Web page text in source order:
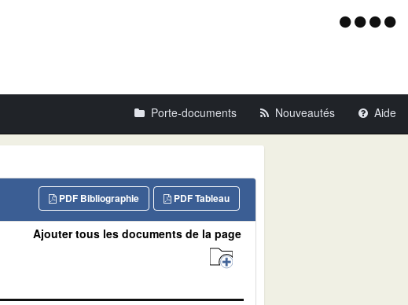
Menu
Porte-documents Nouveautés Aide
PDF Tableau
PDF Bibliographie
Ajouter tous les documents de la page